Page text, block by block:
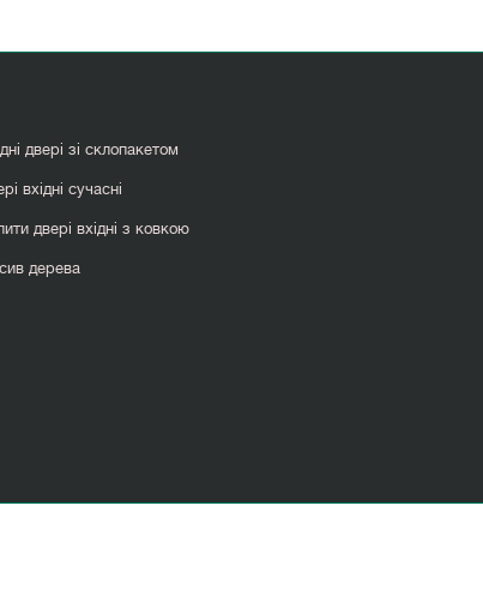
двері зі склопакетом
вхідні сучасні
двері вхідні з ковкою
дерева